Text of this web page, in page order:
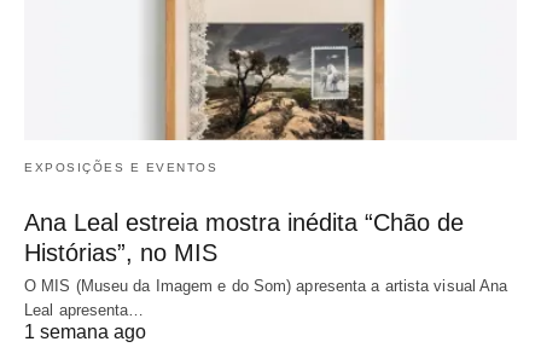
EXPOSIÇÕES E EVENTOS
Ana Leal estreia mostra inédita “Chão de
Histórias”, no MIS
O MIS (Museu da Imagem e do Som) apresenta a artista visual Ana
Leal apresenta…
1 semana ago